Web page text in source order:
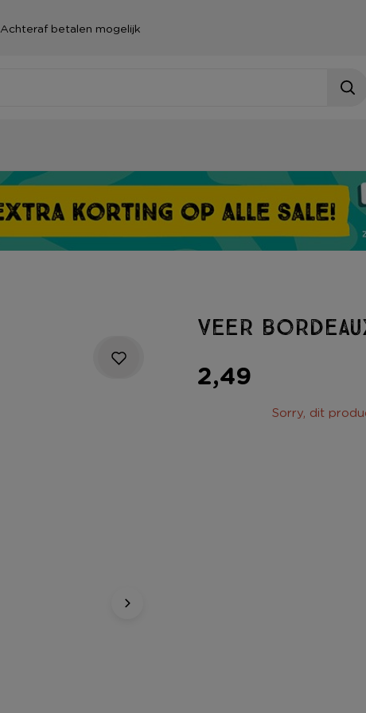
Achteraf betalen mogelijk
Veer
2,49
Sorry, dit